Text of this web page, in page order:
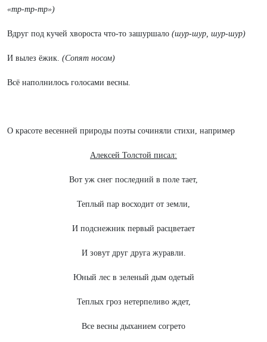
«тр-тр-тр»)
Вдруг под кучей хвороста что-то зашуршало (шур-шур, шур-шур)
И вылез ёжик. (Сопят носом)
Всё наполнилось голосами весны.
О красоте весенней природы поэты сочиняли стихи, например
Алексей Толстой писал:
Вот уж снег последний в поле тает,
Теплый пар восходит от земли,
И подснежник первый расцветает
И зовут друг друга журавли.
Юный лес в зеленый дым одетый
Теплых гроз нетерпеливо ждет,
Все весны дыханием согрето